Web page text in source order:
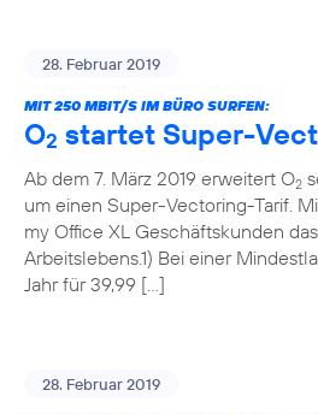
28. Februar 2019
MIT 250 MBIT/S IM BÜRO SURFEN:
O2 startet Super-
Ab dem 7. März 2019 erweitert O2
um einen Super-Vectoring-Tarif.
my Office XL Geschäftskunden
Arbeitslebens.1) Bei einer
Jahr für 39,99 […]
28. Februar 2019